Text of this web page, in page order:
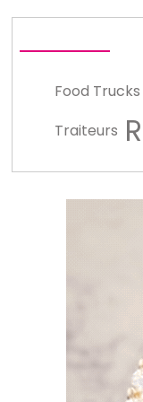
Food Trucks
Traiteurs